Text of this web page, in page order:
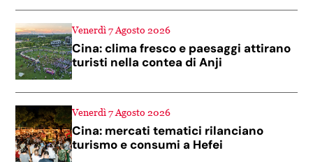
Venerdì 7 Agosto 2026
Cina: clima fresco e paesaggi attirano
turisti nella contea di Anji
Venerdì 7 Agosto 2026
Cina: mercati tematici rilanciano
turismo e consumi a Hefei